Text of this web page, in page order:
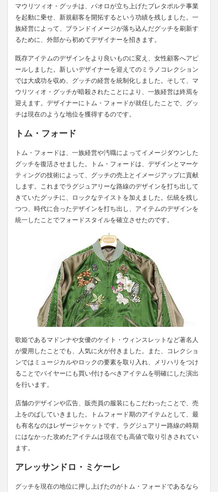
マウリツィオ・グッチは、パオロが立ち上げたプレタポルテ事業
を起動に乗せ、新規顧客を開拓するという功績を残しました。一
族経営によって、ブランドイメージが落ち込んだグッチを刷新す
るために、外部から初めてデザイナーを招きます。
既存アイテムのデザインをより良いものに変え、女性顧客へアピ
ールしました。新しいデザイナーを迎えてのミラノコレクション
では大成功を収め、グッチの経営を統制化しました。そして、マ
ウリツィオ・グッチが暗殺されたことにより、一族経営は終焉を
迎えます。デザイナーにトム・フォードが就任したことで、グッ
チは現在のような地位を獲得するのです。
トム・フォード
トム・フォードは、一族経営や汚職によってイメージダウンした
グッチを復活させました。トム・フォードは、デザインとマーケ
ティングの技術によって、グッチの売上とイメージアップに貢献
します。これまでラグジュアリーな路線のデザインを打ち出して
きていたグッチに、ロックなテイストを加えました。伝統を残し
つつ、時代に合ったデザインを打ち出し、アイテムのデザインを
統一したことでフォードスタイルを確立させたのです。
歌姫であるマドンナや女優のケイト・ウィンスレットなど著名人
が愛用したことでも、人気に火が付きました。また、コレクショ
ンではミュージカルやロックの要素を取り入れ、メリハリをつけ
ることでバイヤーにも買い付けるべきアイテムを明確にした演出
を行います。
店舗のデザインや広告、販売員の服装にもこだわったことで、売
上をのばしていきました。トムフォード期のアイテムとして、最
も有名なのはレザージャケットです。ラグジュアリー路線の時期
にはなかった攻めたアイテムは現在でも高値で取り引きされてい
ます。
アレッサンドロ・ミケーレ
グッチを現在の地位に押し上げたのがトム・フォードであるなら